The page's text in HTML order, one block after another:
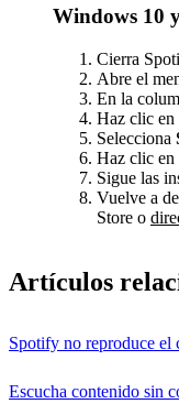
Windows 10
Cierra
Abre el
En la
Haz clic en
Selecciona
Haz clic en
Sigue las
Vuelve a
Store o
Artículos
Spotify no reproduce el
Escucha contenido sin